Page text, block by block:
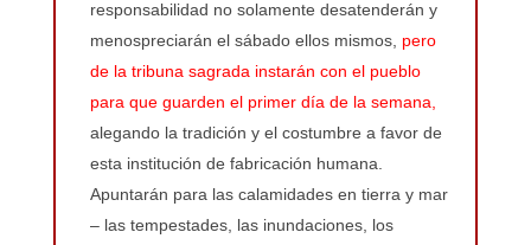
responsabilidad no solamente desatenderán y
menospreciarán el sábado ellos mismos, pero
de la tribuna sagrada instarán con el pueblo
para que guarden el primer día de la semana,
alegando la tradición y el costumbre a favor de
esta institución de fabricación humana.
Apuntarán para las calamidades en tierra y mar
– las tempestades, las inundaciones, los